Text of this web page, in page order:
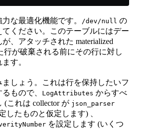
力な最適化機能です。 /dev/null の
ください。このテーブルにはデー
、アタッチされた materialized
行が破棄される前にその行に対し
す。
しょう。これは行を保持したいフ
もので、
LogAttributes からすべ
これは collector が json_parser
したものと仮定します) 、
を設定します (いくつ